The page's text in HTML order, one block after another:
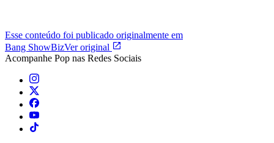
Esse conteúdo foi publicado originalmente em
Bang ShowBizVer original
Acompanhe Pop nas Redes Sociais